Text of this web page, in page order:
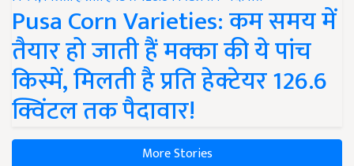
Pusa Corn Varieties: कम समय में
तैयार हो जाती हैं मक्का की ये पांच
किस्में, मिलती है प्रति हेक्टेयर 126.6
क्विंटल तक पैदावार!
More Stories